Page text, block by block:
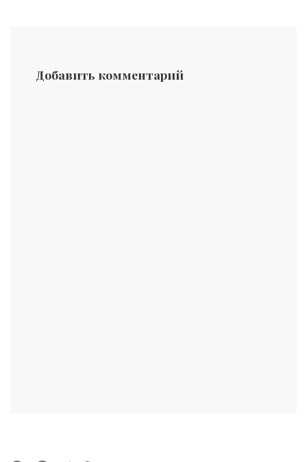
Добавить комментарий